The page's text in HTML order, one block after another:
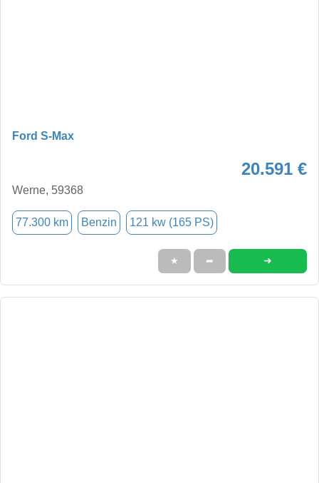
Ford S-Max
20.591 €
Werne, 59368
77.300 km Benzin 121 kw (165 PS)
★ ➦ ➜